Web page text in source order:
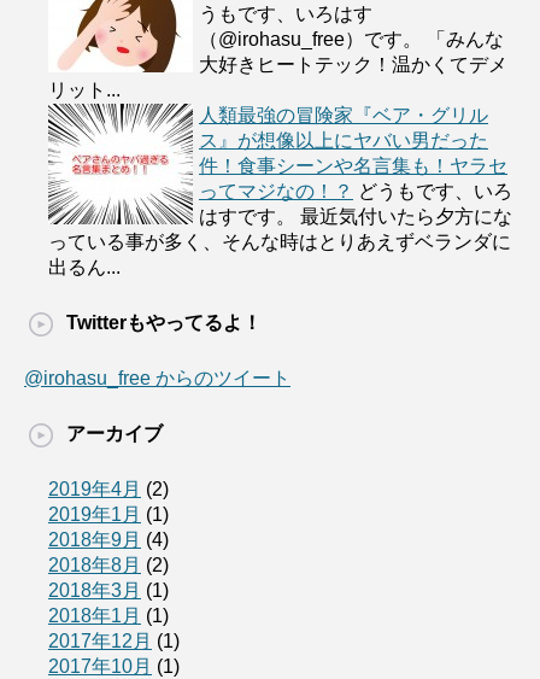
うもです、いろはす
（@irohasu_free）です。 「みんな
大好きヒートテック！温かくてデメ
リット...
人類最強の冒険家『ベア・グリル
ス』が想像以上にヤバい男だった
件！食事シーンや名言集も！ヤラセ
ってマジなの！？ どうもです、いろ
はすです。 最近気付いたら夕方にな
っている事が多く、そんな時はとりあえずベランダに
出るん...
Twitterもやってるよ！
@irohasu_free からのツイート
アーカイブ
2019年4月 (2)
2019年1月 (1)
2018年9月 (4)
2018年8月 (2)
2018年3月 (1)
2018年1月 (1)
2017年12月 (1)
2017年10月 (1)